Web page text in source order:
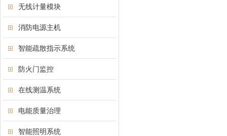
无线计量模块
消防电源主机
智能疏散指示系统
防火门监控
在线测温系统
电能质量治理
智能照明系统